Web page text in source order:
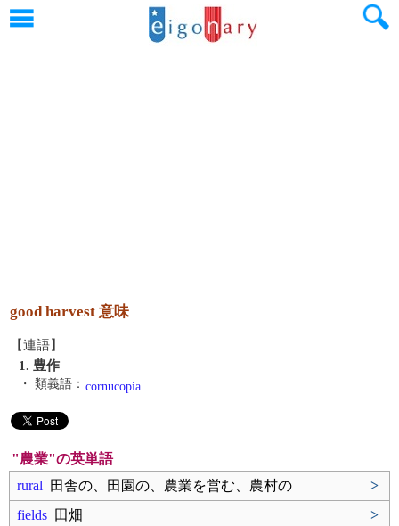
good harvest 意味
【連語】
1. 豊作
・ 類義語： cornucopia
"農業"の英単語
rural 田舎の、田園の、農業を営む、農村の
>
fields 田畑
>